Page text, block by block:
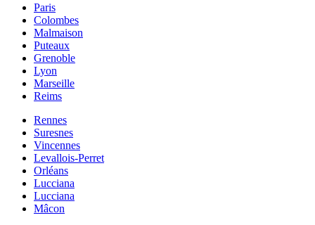
Paris
Colombes
Malmaison
Puteaux
Grenoble
Lyon
Marseille
Reims
Rennes
Suresnes
Vincennes
Levallois-Perret
Orléans
Lucciana
Lucciana
Mâcon